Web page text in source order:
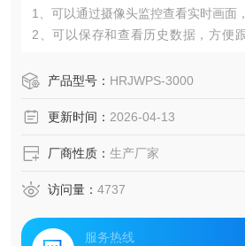
1、可以通过摄像头监控查看实时画面
2、可以保存和查看历史数据，方便
3、随时查看和接收设备报警信息，掌
4、可以远程上传、下载和调试 PLC程
5、远程查看设备的运行参数、状态等
备运行情况。
产品型号： HRJWPS-3000
更新时间： 2026-04-13
厂商性质： 生产厂家
访问量： 4737
服务热线